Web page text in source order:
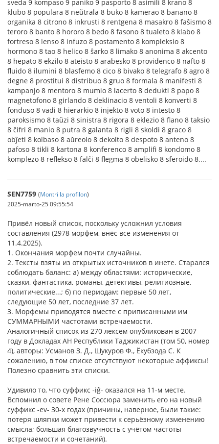
SEN7759 (Montri la profilon)
2025-marto-25 09:55:54
Привёл новый список, поскольку усложнил условия
составления (2978 морфем, внёс все изменения от
11.4.2025).
1. Окончания морфем почти случайны.
2. Тексты взяты из открытых источников в инете. Старался
соблюдать баланс: а) между областями: исторические,
сказки, фантастика, романы, детективы, религиозные,
политические...; б) по периодам: первые 50 лет,
следующие 50 лет, последние 37 лет.
3. Морфемы приводятся вместе с приписанными им
СУММАРНЫМИ частотами встречаемости.
Аналогичный список из 270 лексем опубликован в 2007
году в Докладах АН Республики Таджикистан (том 50, номер
4), авторы: Усманов З. Д., Шукуров Ф., Ёкубзода С. К
сожалению, в том списке отсутствуют некоторые аффиксы!
Полезно сравнить эти списки.
Удивило то, что суффикс -iĝ- оказался на 11-м месте.
Вспомнил о совете Рене Соссюра заменить его на новый
суффикс -ev- 30-х годах (причины, наверное, были такие:
потеря шляпки может привести к серьёзному изменению
смысла; большая благозвучность с учётом частоты
встречаемости и сочетаний).